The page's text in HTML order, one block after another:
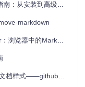
装到高级配置全流程
markdown
Markdown文档美化工具
markdown-css完全指南